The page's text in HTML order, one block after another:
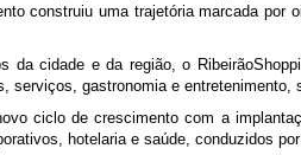
construiu uma trajetória marcada
da cidade e da região, o
serviços, gastronomia e
ciclo de crescimento com a
hotelaria e saúde, conduzidos